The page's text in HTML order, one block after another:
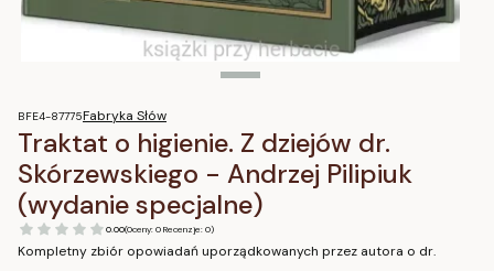
BFE4-87775Fabryka Słów
Traktat o higienie. Z dziejów dr.
Skórzewskiego - Andrzej Pilipiuk
(wydanie specjalne)
0.00(Oceny: 0 Recenzje: 0)
Kompletny zbiór opowiadań uporządkowanych przez autora o dr.